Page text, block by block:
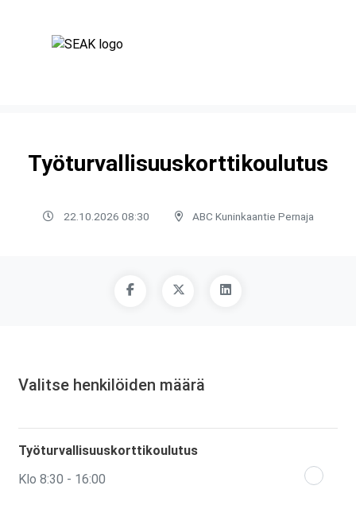
Työturvallisuuskorttikoulutus
22.10.2026 08:30 ABC Kuninkaantie Pernaja
Valitse henkilöiden määrä
Työturvallisuuskorttikoulutus
Klo 8:30 - 16:00